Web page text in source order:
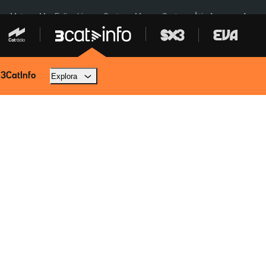
a Meta Mor Felipe Lipe Ceuta Menors Ceuta Àtic Ayuso
3CatInfo Explora